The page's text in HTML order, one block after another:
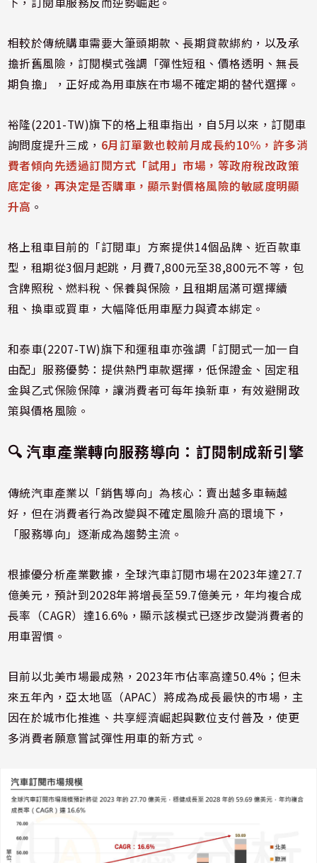
相較於傳統購車需要大筆頭期款、長期貸款綁約，以及承
擔折舊風險，訂閱模式強調「彈性短租、價格透明、無長
期負擔」，正好成為用車族在市場不確定期的替代選擇。
裕隆(2201-TW)旗下的格上租車指出，自5月以來，訂閱車
詢問度提升三成， 6月訂單數也較前月成長約10%，許多消
費者傾向先透過訂閱方式「試用」市場，等政府稅改政策
底定後，再決定是否購車，顯示對價格風險的敏感度明顯
升高 。
格上租車目前的「訂閱車」方案提供14個品牌、近百款車
型，租期從3個月起跳，月費7,800元至38,800元不等，包
含牌照稅、燃料稅、保養與保險，且租期屆滿可選擇續
租、換車或買車，大幅降低用車壓力與資本綁定。
和泰車(2207-TW)旗下和運租車亦強調「訂閱式一加一自
由配」服務優勢：提供熱門車款選擇，低保證金、固定租
金與乙式保險保障，讓消費者可每年換新車，有效避開政
策與價格風險。
🔍 汽車產業轉向服務導向：訂閱制成新引擎
傳統汽車產業以「銷售導向」為核心：賣出越多車輛越
好，但在消費者行為改變與不確定風險升高的環境下，
「服務導向」逐漸成為趨勢主流。
根據優分析產業數據，全球汽車訂閱市場在2023年達27.7
億美元，預計到2028年將增長至59.7億美元，年均複合成
長率（CAGR）達16.6%，顯示該模式已逐步改變消費者的
用車習慣。
目前以北美市場最成熟，2023年市佔率高達50.4%；但未
來五年內，亞太地區（APAC）將成為成長最快的市場，主
因在於城市化推進、共享經濟崛起與數位支付普及，使更
多消費者願意嘗試彈性用車的新方式。